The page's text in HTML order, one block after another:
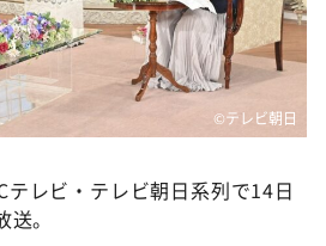
©テレビ朝日
テレビ・テレビ朝日系列で14日
。